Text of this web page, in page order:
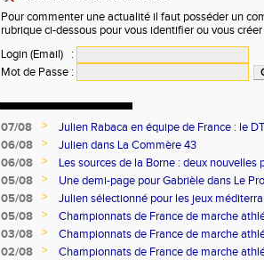
Pour commenter une actualité il faut posséder un
rubrique ci-dessous pour vous identifier ou vous
Login (Email)
:
Mot de Passe :
07/08 >
Julien Rabaca en équipe de France : le
06/08
>
Julien dans La Commère 43
06/08
>
Les sources de la Borne : deux nouvelles
05/08
>
Une demi-page pour Gabrièle dans Le
05/08
>
Julien sélectionné pour les jeux
05/08
>
Championnats de France de marche
03/08
>
Championnats de France de marche
02/08
>
Championnats de France de marche